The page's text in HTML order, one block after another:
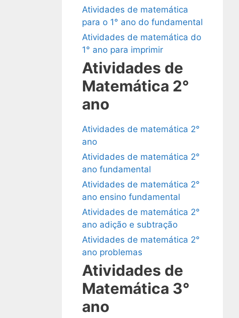
Atividades de matemática
para o 1° ano do fundamental
Atividades de matemática do
1° ano para imprimir
Atividades de
Matemática 2°
ano
Atividades de matemática 2°
ano
Atividades de matemática 2°
ano fundamental
Atividades de matemática 2°
ano ensino fundamental
Atividades de matemática 2°
ano adição e subtração
Atividades de matemática 2°
ano problemas
Atividades de
Matemática 3°
ano